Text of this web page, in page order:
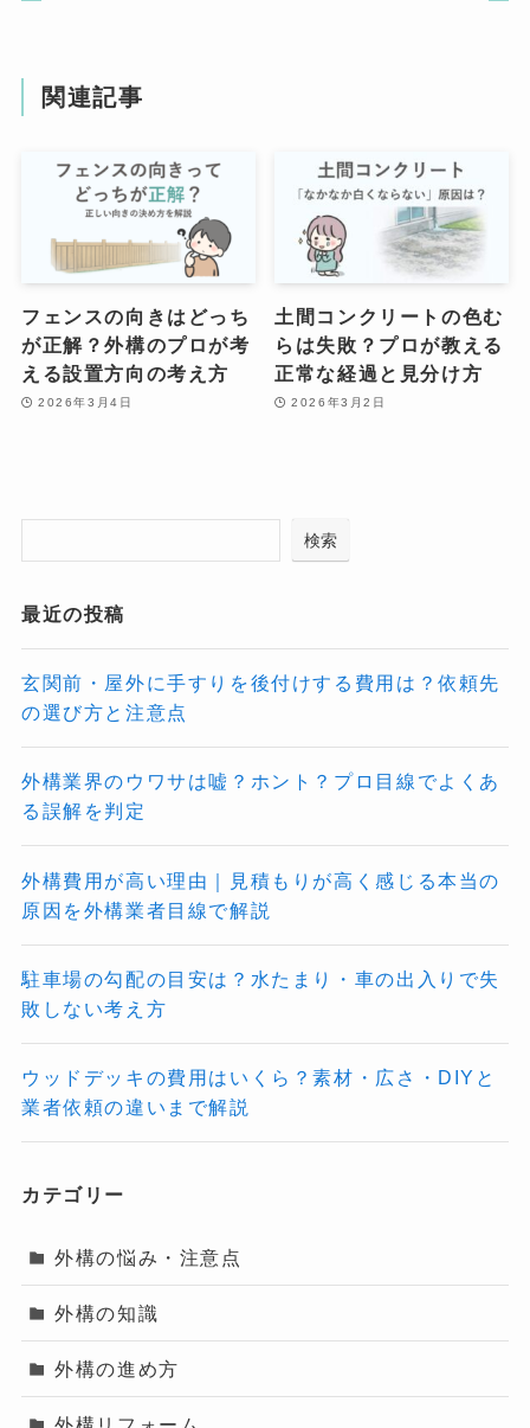
関連記事
フェンスの向きはどっち
が正解？外構のプロが考
える設置方向の考え方
2026年3月4日
土間コンクリートの色む
らは失敗？プロが教える
正常な経過と見分け方
2026年3月2日
検索
最近の投稿
玄関前・屋外に手すりを後付けする費用は？依頼先
の選び方と注意点
外構業界のウワサは嘘？ホント？プロ目線でよくあ
る誤解を判定
外構費用が高い理由｜見積もりが高く感じる本当の
原因を外構業者目線で解説
駐車場の勾配の目安は？水たまり・車の出入りで失
敗しない考え方
ウッドデッキの費用はいくら？素材・広さ・DIYと
業者依頼の違いまで解説
カテゴリー
外構の悩み・注意点
外構の知識
外構の進め方